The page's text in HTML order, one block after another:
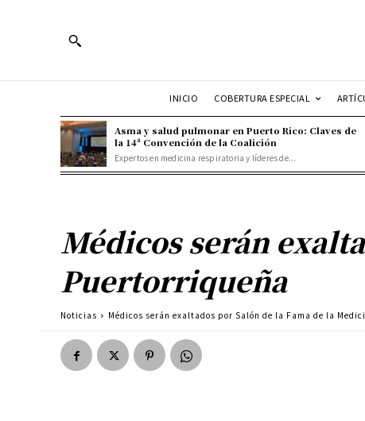
INICIO COBERTURA ESPECIAL
Asma y salud pulmonar en Puerto Rico: Claves de
la 14ª Convención de la Coalición
Expertos en medicina respiratoria y líderes de...
Médicos serán
Puertorriqueña
Noticias Médicos serán exaltados por Salón de la Fama de la